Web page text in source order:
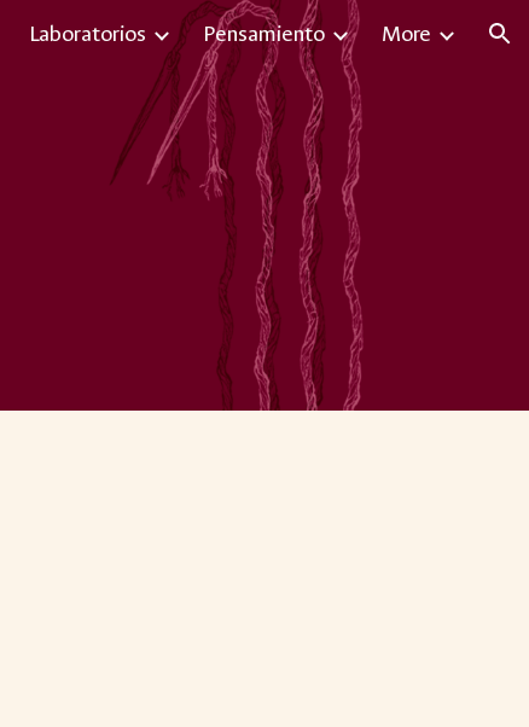
Laboratorios Pensamiento More